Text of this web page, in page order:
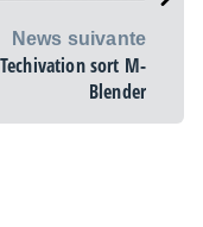
News suivante
Techivation sort M-
Blender